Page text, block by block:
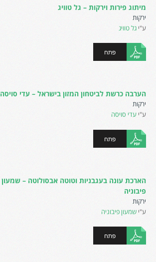
מיתוג פירות וירקות – גל טוויג
ירקות
ע"י גל טוויג
פתח
הערבה כרשת לביטחון המזון בישראל – עדי סויסה
ירקות
ע"י עדי סויסה
פתח
הארכת עונה בעגבניות וטוטה אבסולוטה – שמעון
פיבוניה
ירקות
ע"י שמעון פיבוניה
פתח